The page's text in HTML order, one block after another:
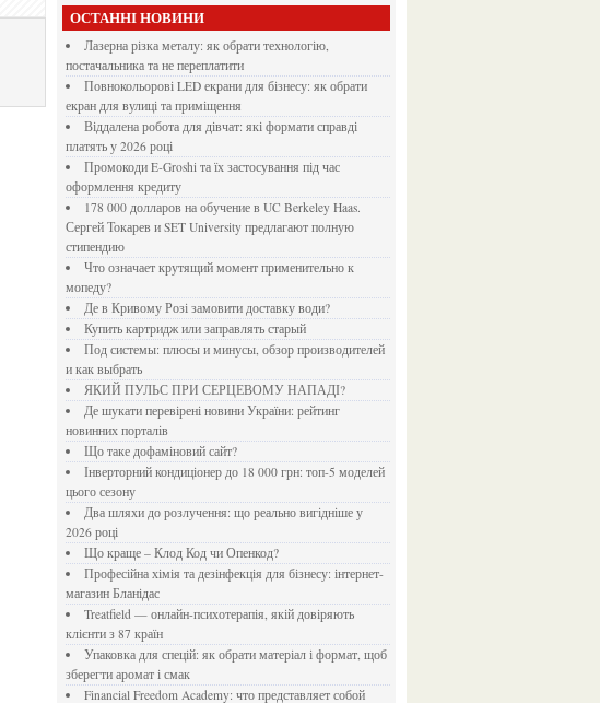
ОСТАННІ НОВИНИ
Лазерна різка металу: як обрати технологію,
постачальника та не переплатити
Повнокольорові LED екрани для бізнесу: як обрати
екран для вулиці та приміщення
Віддалена робота для дівчат: які формати справді
платять у 2026 році
Промокоди E-Groshi та їх застосування під час
оформлення кредиту
178 000 долларов на обучение в UC Berkeley Haas.
Сергей Токарев и SET University предлагают полную
стипендию
Что означает крутящий момент применительно к
мопеду?
Де в Кривому Розі замовити доставку води?
Купить картридж или заправлять старый
Под системы: плюсы и минусы, обзор производителей
и как выбрать
ЯКИЙ ПУЛЬС ПРИ СЕРЦЕВОМУ НАПАДІ?
Де шукати перевірені новини України: рейтинг
новинних порталів
Що таке дофаміновий сайт?
Інверторний кондиціонер до 18 000 грн: топ-5 моделей
цього сезону
Два шляхи до розлучення: що реально вигідніше у
2026 році
Що краще – Клод Код чи Опенкод?
Професійна хімія та дезінфекція для бізнесу: інтернет-
магазин Бланідас
Treatfield — онлайн-психотерапія, якій довіряють
клієнти з 87 країн
Упаковка для спецій: як обрати матеріал і формат, щоб
зберегти аромат і смак
Financial Freedom Academy: что представляет собой